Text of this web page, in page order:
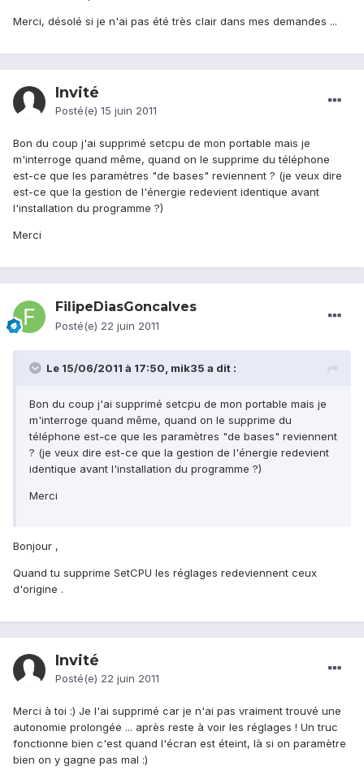
Merci, désolé si je n'ai pas été très clair dans mes demandes ...
Invité
Posté(e) 15 juin 2011
Bon du coup j'ai supprimé setcpu de mon portable mais je
m'interroge quand même, quand on le supprime du téléphone
est-ce que les paramètres "de bases" reviennent ? (je veux dire
est-ce que la gestion de l'énergie redevient identique avant
l'installation du programme ?)
Merci
FilipeDiasGoncalves
Posté(e) 22 juin 2011
Le 15/06/2011 à 17:50, mik35 a dit :
Bon du coup j'ai supprimé setcpu de mon portable mais je
m'interroge quand même, quand on le supprime du
téléphone est-ce que les paramètres "de bases" reviennent
? (je veux dire est-ce que la gestion de l'énergie redevient
identique avant l'installation du programme ?)
Merci
Bonjour ,
Quand tu supprime SetCPU les réglages redeviennent ceux
d'origine .
Invité
Posté(e) 22 juin 2011
Merci à toi :) Je l'ai supprimé car je n'ai pas vraiment trouvé une
autonomie prolongée ... après reste à voir les réglages ! Un truc
fonctionne bien c'est quand l'écran est éteint, là si on paramètre
bien on y gagne pas mal :)